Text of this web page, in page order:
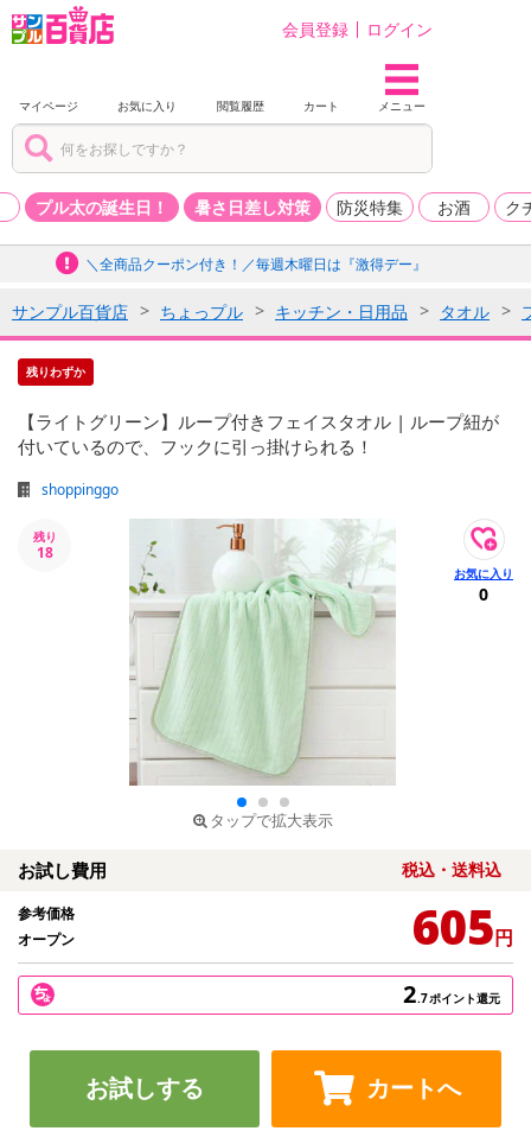
会員登録 ログイン
マイページ お気に入り 閲覧履歴 カート メニュー
プル太の誕生日！ 暑さ日差し対策 防災特集 お酒 ク
＼全商品クーポン付き！／毎週木曜日は『激得デー』
サンプル百貨店 ちょっプル キッチン・日用品 タオル
残りわずか
【ライトグリーン】ループ付きフェイスタオル | ループ紐が
付いているので、フックに引っ掛けられる！
shoppinggo
残り
18
タップで拡大表示
0
お試し費用 税込・送料込
参考価格
オープン
605円
2.7ポイント還元
お試しする カートへ